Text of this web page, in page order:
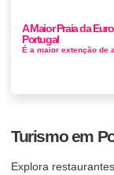
A Maior Praia da
Portugal
Turismo em
Explora